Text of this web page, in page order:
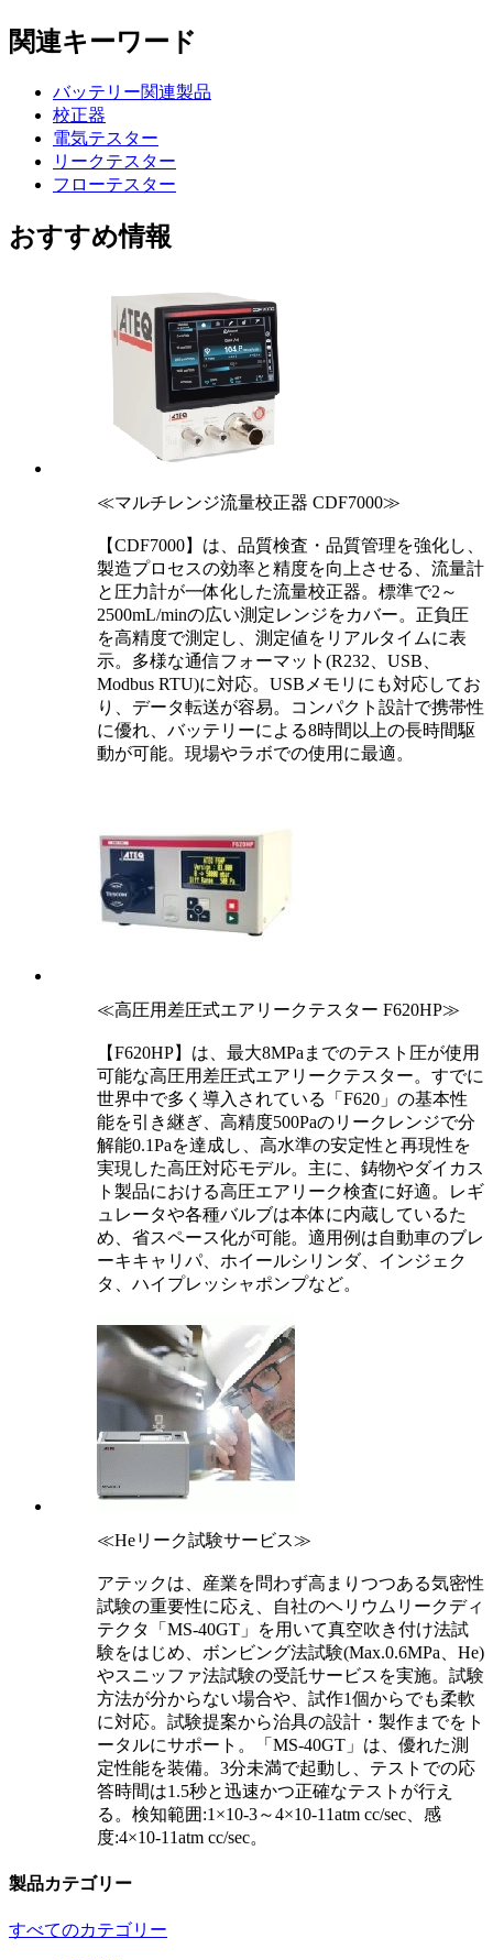
関連キーワード
バッテリー関連製品
校正器
電気テスター
リークテスター
フローテスター
おすすめ情報
≪マルチレンジ流量校正器 CDF7000≫
【CDF7000】は、品質検査・品質管理を強化し、
製造プロセスの効率と精度を向上させる、流量計
と圧力計が一体化した流量校正器。標準で2～
2500mL/minの広い測定レンジをカバー。正負圧
を高精度で測定し、測定値をリアルタイムに表
示。多様な通信フォーマット(R232、USB、
Modbus RTU)に対応。USBメモリにも対応してお
り、データ転送が容易。コンパクト設計で携帯性
に優れ、バッテリーによる8時間以上の長時間駆
動が可能。現場やラボでの使用に最適。
≪高圧用差圧式エアリークテスター F620HP≫
【F620HP】は、最大8MPaまでのテスト圧が使用
可能な高圧用差圧式エアリークテスター。すでに
世界中で多く導入されている「F620」の基本性
能を引き継ぎ、高精度500Paのリークレンジで分
解能0.1Paを達成し、高水準の安定性と再現性を
実現した高圧対応モデル。主に、鋳物やダイカス
ト製品における高圧エアリーク検査に好適。レギ
ュレータや各種バルブは本体に内蔵しているた
め、省スペース化が可能。適用例は自動車のブレ
ーキキャリパ、ホイールシリンダ、インジェク
タ、ハイプレッシャポンプなど。
≪Heリーク試験サービス≫
アテックは、産業を問わず高まりつつある気密性
試験の重要性に応え、自社のヘリウムリークディ
テクタ「MS-40GT」を用いて真空吹き付け法試
験をはじめ、ボンビング法試験(Max.0.6MPa、He)
やスニッファ法試験の受託サービスを実施。試験
方法が分からない場合や、試作1個からでも柔軟
に対応。試験提案から治具の設計・製作までをト
ータルにサポート。「MS-40GT」は、優れた測
定性能を装備。3分未満で起動し、テストでの応
答時間は1.5秒と迅速かつ正確なテストが行え
る。検知範囲:1×10-3～4×10-11atm cc/sec、感
度:4×10-11atm cc/sec。
製品カテゴリー
すべてのカテゴリー